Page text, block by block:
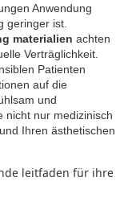
Anwendung
geringer ist.
materialien achten
Verträglichkeit.
Patienten
auf die
und
nicht nur medizinisch
Ihren ästhetischen